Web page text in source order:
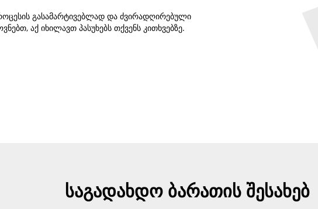
გასამარტივებლად და ძვირადღირებული
აქ იხილავთ პასუხებს თქვენს კითხვებზე.
საგადახდო ბარათის შესახებ